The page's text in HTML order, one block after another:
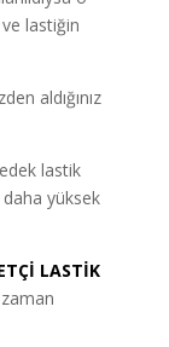
lastiğin
aldığınız
lastik
yüksek
LASTİK